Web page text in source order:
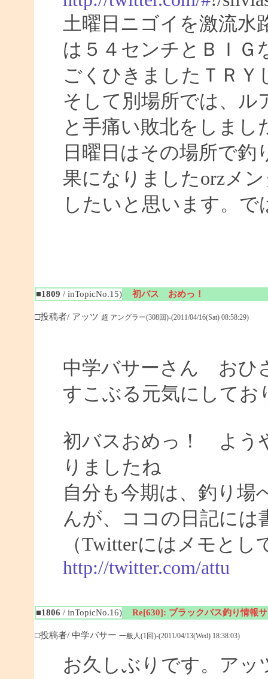
土曜日ニゴイを激流水
は５４センチとＢＩＧ
ごくひきましたＴＲ
そして別場所では、ル
と手痛い敗北をしまし
日曜日はその場所で
果になりましたorzメ
したいと思います。で
■1809 / inTopicNo.15) 初バス おめっ！
□投稿者/ アッツ 超 アングラー(308回)-(2011/04/16(Sat) 08:58:29)
中学バサーさん おひ
すこぶる元気にしてお
初バスおめっ！ よう
りましたね
自分も今期は、釣り場
んが、ココの日記には
（Twitterにはメモと
http://twitter.com/attu
■1806 / inTopicNo.16) Re[630]: ブラックバス釣り情報
□投稿者/ 中学バサー 一般人(1回)-(2011/04/13(Wed) 18:38:03)
お久しぶりです。アッ